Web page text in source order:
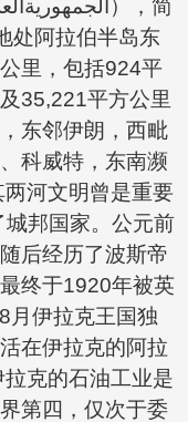
处阿拉伯半岛东
里，包括924平
35,221平方公里
东邻伊朗，西毗
科威特，东南濒
河文明曾是重要
邦国家。公元前
后经历了波斯帝
终于1920年被英
月伊拉克王国独
在伊拉克的阿拉
克的石油工业是
第四，仅次于委